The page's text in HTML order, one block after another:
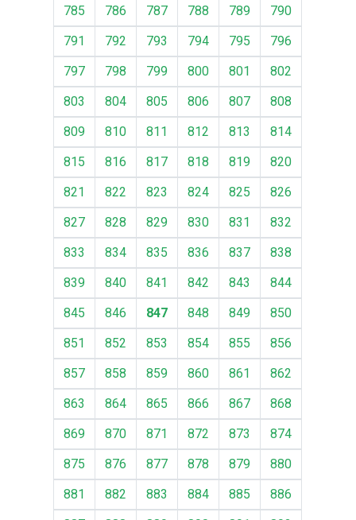
785 786 787 788 789
790
791
792 793 794 795
796
797
798 799 800 801
802
803
804 805 806 807
808
809
810 811 812 813
814
815
816 817 818 819
820
821
822 823 824 825
826
827
828 829 830 831
832
833
834 835 836 837
838
839
840 841 842 843
844
845
846 847 848 849
850
851
852 853 854 855
856
857
858 859 860 861
862
863
864 865 866 867
868
869
870 871 872 873
874
875
876 877 878 879
880
881
882 883 884 885
886